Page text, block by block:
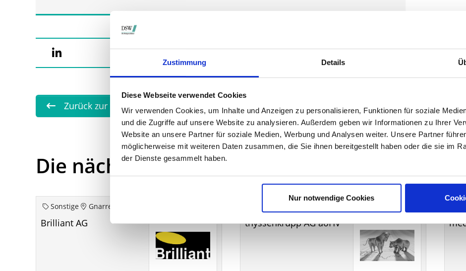
Zustimmung Details
Diese Webseite verwendet Cookies
Wir verwenden Cookies, um Inhalte und Anzeigen zu personalisieren, Funktionen für soziale
und die Zugriffe auf unsere Website zu analysieren. Außerdem geben wir Informationen zu Ihrer
Website an unsere Partner für soziale Medien, Werbung und Analysen weiter. Unsere Partner
möglicherweise mit weiteren Daten zusammen, die Sie ihnen bereitgestellt haben oder die sie im
der Dienste gesammelt haben.
Nur notwendige Cookies
Zurück zur Übersicht
Die nächsten Termine
Sonstige Gnarrenburg
Brilliant AG thyssenkrupp AG aoHV